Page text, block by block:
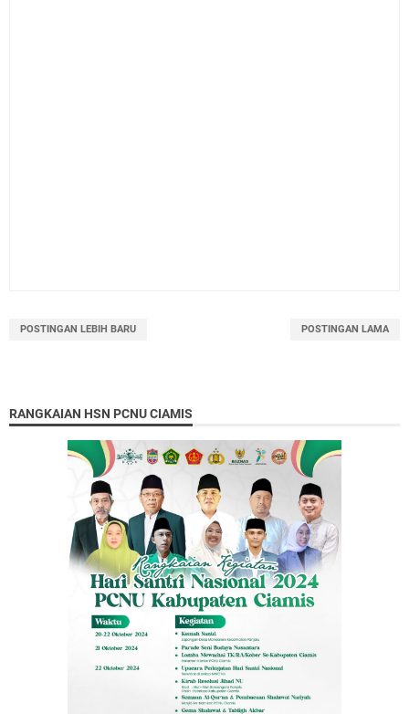
POSTINGAN LEBIH BARU POSTINGAN LAMA
RANGKAIAN HSN PCNU CIAMIS